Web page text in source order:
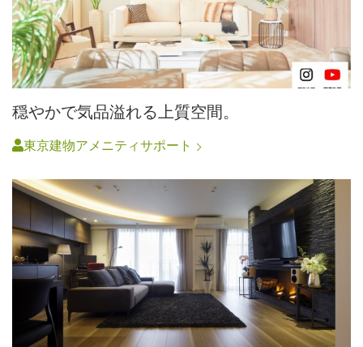
穏やかで気品溢れる上質空間。
東京建物アメニティサポート